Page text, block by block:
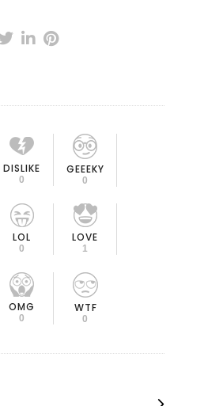
DISLIKE
0
GEEEKY
0
LOL
0
LOVE
1
OMG
0
WTF
0